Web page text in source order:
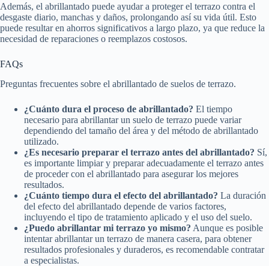
Además, el abrillantado puede ayudar a proteger el terrazo contra el
desgaste diario, manchas y daños, prolongando así su vida útil. Esto
puede resultar en ahorros significativos a largo plazo, ya que reduce la
necesidad de reparaciones o reemplazos costosos.
FAQs
Preguntas frecuentes sobre el abrillantado de suelos de terrazo.
¿Cuánto dura el proceso de abrillantado? El tiempo
necesario para abrillantar un suelo de terrazo puede variar
dependiendo del tamaño del área y del método de abrillantado
utilizado.
¿Es necesario preparar el terrazo antes del abrillantado? Sí,
es importante limpiar y preparar adecuadamente el terrazo antes
de proceder con el abrillantado para asegurar los mejores
resultados.
¿Cuánto tiempo dura el efecto del abrillantado? La duración
del efecto del abrillantado depende de varios factores,
incluyendo el tipo de tratamiento aplicado y el uso del suelo.
¿Puedo abrillantar mi terrazo yo mismo? Aunque es posible
intentar abrillantar un terrazo de manera casera, para obtener
resultados profesionales y duraderos, es recomendable contratar
a especialistas.